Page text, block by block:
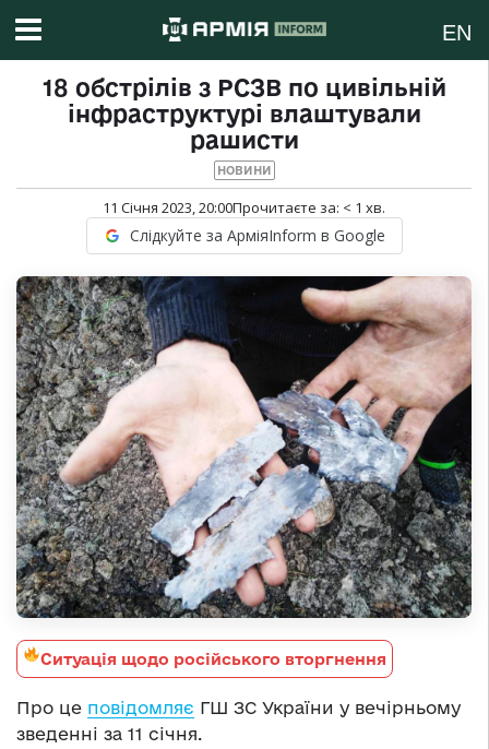
EN
18 обстрілів з РСЗВ по цивільній
інфраструктурі влаштували
рашисти
НОВИНИ
11 Січня 2023, 20:00Прочитаєте за: < 1 хв.
Слідкуйте за АрміяInform в Google
Ситуація щодо російського вторгнення
Про це повідомляє ГШ ЗС України у вечірньому
зведенні за 11 січня.